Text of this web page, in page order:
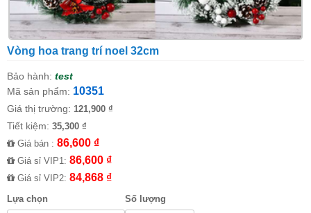
Vòng hoa trang trí noel 32cm
Bảo hành: test
Mã sản phẩm: 10351
Giá thị trường: 121,900 ₫
Tiết kiệm: 35,300 ₫
Giá bán : 86,600 ₫
Giá sỉ VIP1: 86,600 ₫
Giá sỉ VIP2: 84,868 ₫
Lựa chọn Số lượng